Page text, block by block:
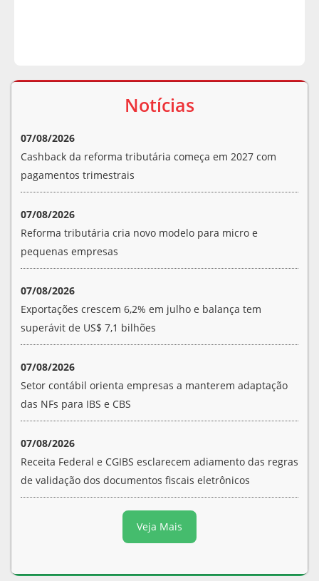
Notícias
07/08/2026
Cashback da reforma tributária começa em 2027 com
pagamentos trimestrais
07/08/2026
Reforma tributária cria novo modelo para micro e
pequenas empresas
07/08/2026
Exportações crescem 6,2% em julho e balança tem
superávit de US$ 7,1 bilhões
07/08/2026
Setor contábil orienta empresas a manterem adaptação
das NFs para IBS e CBS
07/08/2026
Receita Federal e CGIBS esclarecem adiamento das regras
de validação dos documentos fiscais eletrônicos
Veja Mais